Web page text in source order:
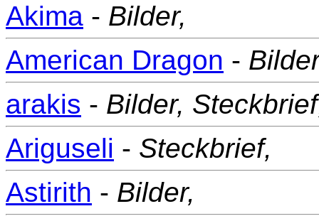
Akima - Bilder,
American Dragon -
arakis - Bilder,
Ariguseli - Steckbrief,
Astirith - Bilder,